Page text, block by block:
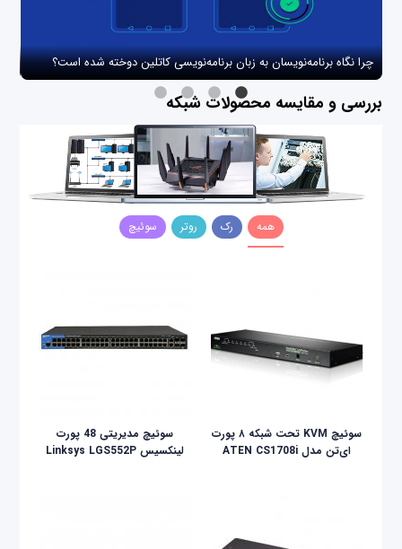
چرا نگاه برنامه‌نویسان به زبان برنامه‌نویسی کاتلین دوخته شده است؟
بررسی و مقایسه محصولات شبکه
همه رک روتر سوئیچ
سوئیچ KVM تحت شبکه ۸ پورت
ای‌تن مدل ATEN CS1708i
سوئیچ مدیریتی 48 پورت
لینکسیس Linksys LGS552P